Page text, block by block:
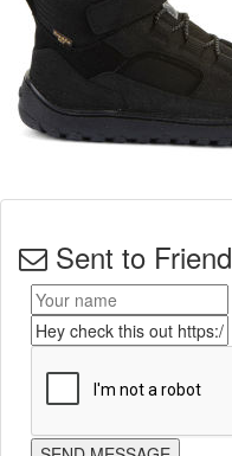
Sent to Friend